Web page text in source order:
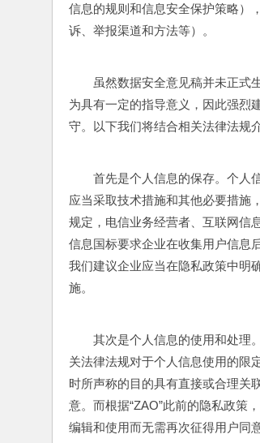
信息的规则和信息安全保护策略）
诉、举报渠道和方法等）。
虽然数据安全意见稿并未正式
为具有一定的指导意义，因此强烈
守。以下我们将结合相关法律法规
首先是个人信息的保存。个人
应当采取技术措施和其他必要措施
规定，电信业务经营者、互联网信
信息国标要求企业在收集用户信息
我们建议企业应当在隐私政策中明
施。
其次是个人信息的使用和处理
关法律法规对于个人信息使用的限
时所声称的目的具有直接或合理关
意。而根据“ZAO”此前的隐私政策
编辑和使用而无需再次征得用户同